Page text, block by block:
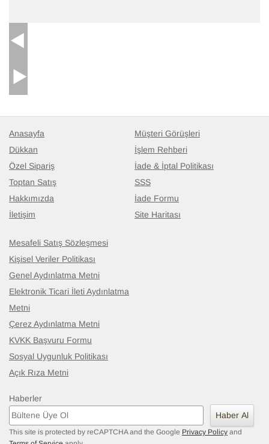
Anasayfa
Dükkan
Özel Sipariş
Toptan Satış
Hakkımızda
İletişim
Müşteri Görüşleri
İşlem Rehberi
İade & İptal Politikası
SSS
İade Formu
Site Haritası
Mesafeli Satış Sözleşmesi
Kişisel Veriler Politikası
Genel Aydınlatma Metni
Elektronik Ticari İleti Aydınlatma
Metni
Çerez Aydınlatma Metni
KVKK Başvuru Formu
Sosyal Uygunluk Politikası
Açık Rıza Metni
Haberler
Haber Al
This site is protected by reCAPTCHA and the Google Privacy Policy and